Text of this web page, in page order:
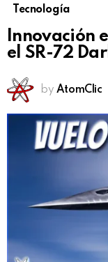
Tecnología
Innovación
el SR-72
by AtomClic